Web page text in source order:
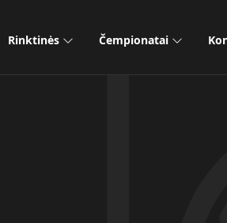
Rinktinės Čempionatai